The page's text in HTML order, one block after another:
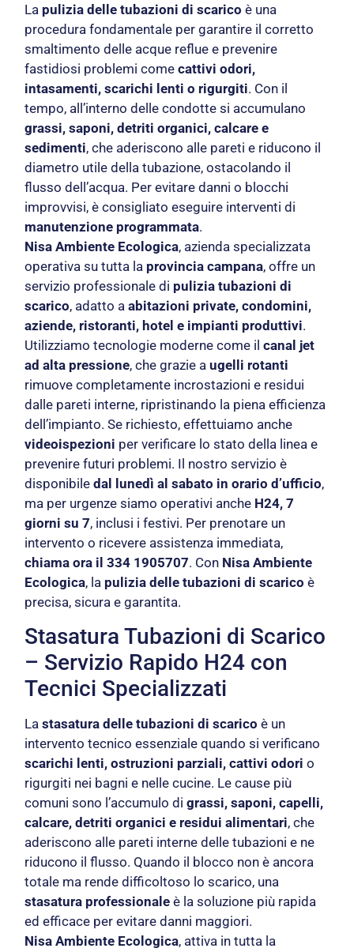
La pulizia delle tubazioni di scarico è una
procedura fondamentale per garantire il corretto
smaltimento delle acque reflue e prevenire
fastidiosi problemi come cattivi odori,
intasamenti, scarichi lenti o rigurgiti. Con il
tempo, all’interno delle condotte si accumulano
grassi, saponi, detriti organici, calcare e
sedimenti, che aderiscono alle pareti e riducono il
diametro utile della tubazione, ostacolando il
flusso dell’acqua. Per evitare danni o blocchi
improvvisi, è consigliato eseguire interventi di
manutenzione programmata.
Nisa Ambiente Ecologica, azienda specializzata
operativa su tutta la provincia campana, offre un
servizio professionale di pulizia tubazioni di
scarico, adatto a abitazioni private, condomini,
aziende, ristoranti, hotel e impianti produttivi.
Utilizziamo tecnologie moderne come il canal jet
ad alta pressione, che grazie a ugelli rotanti
rimuove completamente incrostazioni e residui
dalle pareti interne, ripristinando la piena efficienza
dell’impianto. Se richiesto, effettuiamo anche
videoispezioni per verificare lo stato della linea e
prevenire futuri problemi. Il nostro servizio è
disponibile dal lunedì al sabato in orario d’ufficio,
ma per urgenze siamo operativi anche H24, 7
giorni su 7, inclusi i festivi. Per prenotare un
intervento o ricevere assistenza immediata,
chiama ora il 334 1905707. Con Nisa Ambiente
Ecologica, la pulizia delle tubazioni di scarico è
precisa, sicura e garantita.
Stasatura Tubazioni di Scarico
– Servizio Rapido H24 con
Tecnici Specializzati
La stasatura delle tubazioni di scarico è un
intervento tecnico essenziale quando si verificano
scarichi lenti, ostruzioni parziali, cattivi odori o
rigurgiti nei bagni e nelle cucine. Le cause più
comuni sono l’accumulo di grassi, saponi, capelli,
calcare, detriti organici e residui alimentari, che
aderiscono alle pareti interne delle tubazioni e ne
riducono il flusso. Quando il blocco non è ancora
totale ma rende difficoltoso lo scarico, una
stasatura professionaleè la soluzione più rapida
ed efficace per evitare danni maggiori.
Nisa Ambiente Ecologica, attiva in tutta la